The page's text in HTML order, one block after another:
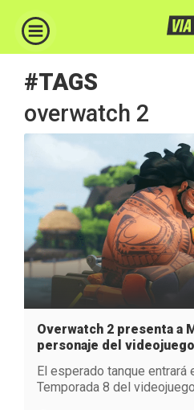
#TAGS
overwatch 2
Overwatch 2 presenta a
personaje del
El esperado tanque entrará
Temporada 8 del